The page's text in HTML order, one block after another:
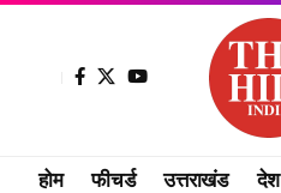
होम फीचर्ड उत्तराखंड देश